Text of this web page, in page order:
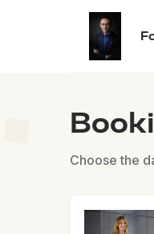
Choose the